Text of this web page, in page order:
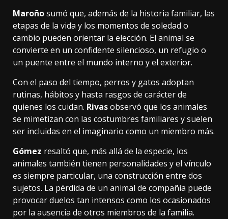
Maroñosumó que, además de la historia familiar, las
etapas de la vida y los momentos de soledad o
cambio pueden orientar la elección. El animal se
convierte en un confidente silencioso, un refugio o
un puente entre el mundo interno y el exterior.
Con el paso del tiempo, perros y gatos adoptan
rutinas, hábitos y hasta rasgos de carácter de
quienes los cuidan. Rivasobservó que los animales
se mimetizan con las costumbres familiares y suelen
ser incluidas en el imaginario como un miembro más.
Gómez resaltó que, más allá de la especie, los
animales también tienen personalidades y el vínculo
es siempre particular, una construcción entre dos
sujetos. La pérdida de un animal de compañía puede
provocar duelos tan intensos como los ocasionados
por la ausencia de otros miembros de la familia.